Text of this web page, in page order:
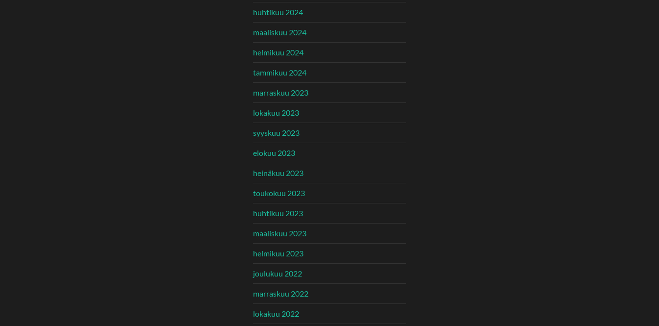
huhtikuu 2024
maaliskuu 2024
helmikuu 2024
tammikuu 2024
marraskuu 2023
lokakuu 2023
syyskuu 2023
elokuu 2023
heinäkuu 2023
toukokuu 2023
huhtikuu 2023
maaliskuu 2023
helmikuu 2023
joulukuu 2022
marraskuu 2022
lokakuu 2022